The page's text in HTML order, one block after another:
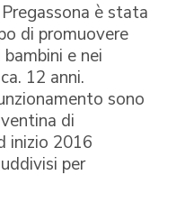
è stata
di promuovere
e nei
12 anni.
sono
di
inizio 2016
per